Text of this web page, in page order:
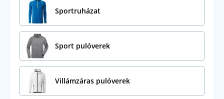
Sportruházat
Sport pulóverek
Villámzáras pulóverek